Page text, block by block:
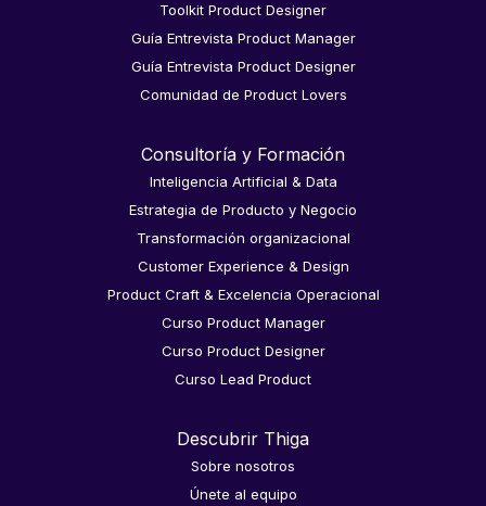
Toolkit Product Designer
Guía Entrevista Product Manager
Guía Entrevista Product Designer
Comunidad de Product Lovers
Consultoría y Formación
Inteligencia Artificial & Data
Estrategia de Producto y Negocio
Transformación organizacional
Customer Experience & Design
Product Craft & Excelencia Operacional
Curso Product Manager
Curso Product Designer
Curso Lead Product
Descubrir Thiga
Sobre nosotros
Únete al equipo